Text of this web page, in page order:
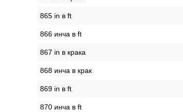
865 in в ft
866 инча в ft
867 in в крака
868 инча в крак
869 in в ft
870 инча в ft